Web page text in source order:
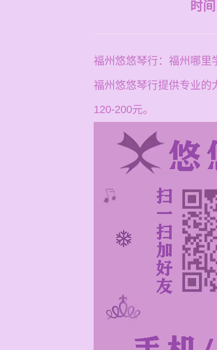
时
福州悠悠琴行：福州哪里
福州悠悠琴行提供专业的
120-200元。